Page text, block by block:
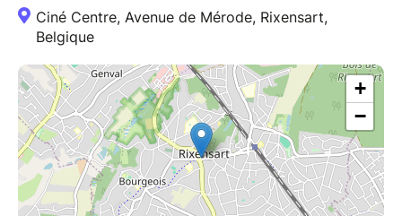
Ciné Centre, Avenue de Mérode, Rixensart,
Belgique
+
−